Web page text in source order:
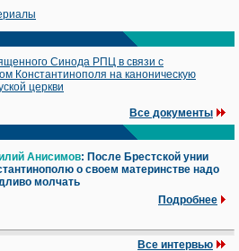
Синода РПЦ в связи с
Константинополя на каноническую
церкви
Все документы
Анисимов: После Брестской унии
о своем материнстве надо
молчать
Подробнее
Все интервью